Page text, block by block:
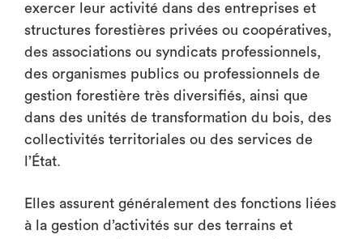
exercer leur activité dans des entreprises et
structures forestières privées ou coopératives,
des associations ou syndicats professionnels,
des organismes publics ou professionnels de
gestion forestière très diversifiés, ainsi que
dans des unités de transformation du bois, des
collectivités territoriales ou des services de
l’État.
Elles assurent généralement des fonctions liées
à la gestion d’activités sur des terrains et